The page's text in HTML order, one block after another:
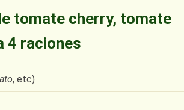
tomate cherry, tomate
4 raciones
, etc)